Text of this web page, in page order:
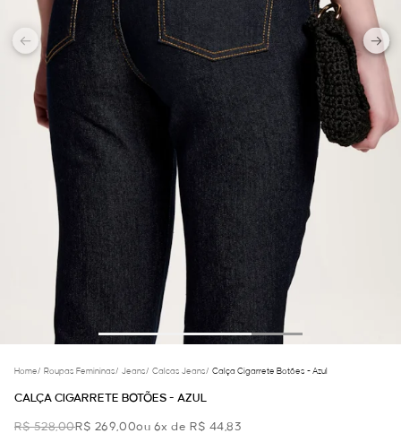
Home/ Roupas Femininas/ Jeans/ Calcas Jeans/ Calça Cigarrete Botões - Azul
CALÇA CIGARRETE BOTÕES - AZUL
R$ 528,00R$ 269,00ou 6x de R$ 44,83